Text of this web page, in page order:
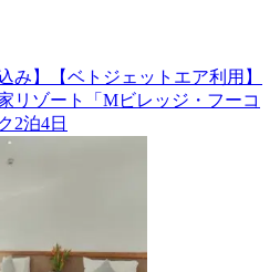
み】【ベトジェットエア利用】
リゾート「Mビレッジ・フーコ
2泊4日